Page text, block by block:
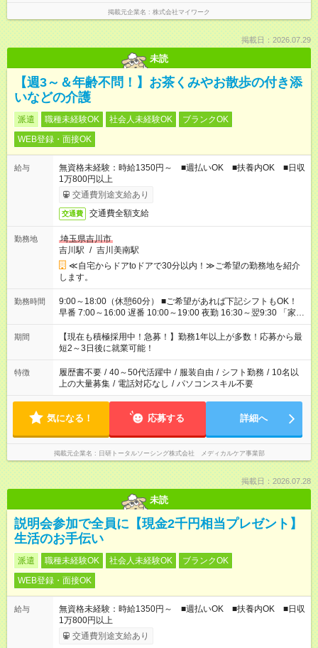
掲載元企業名 株式会社マイワーク
掲載日：2026.07.29
未読
【週3～＆年齢不問！】お茶くみやお散歩の付き添
いなどの介護
派遣 職種未経験OK 社会人未経験OK
ブランクOK
WEB登録・面接OK
給与
無資格未経験：時給1350円～ ■週払いOK ■扶養内OK ■日収
1万800円以上
交通費別途支給あり
交通費 交通費全額支給
勤務地
埼玉県吉川市
吉川駅 / 吉川美南駅
≪自宅からドアtoドアで30分以内！≫ご希望の勤務地を紹介
します。
勤務時間
9:00～18:00（休憩60分） ■ご希望があれば下記シフトもOK！
早番 7:00～16:00 遅番 10:00～19:00 夜勤 16:30～翌9:30 「家族
と休みを合わせたい」 「余裕を持って夕飯の準備がしたい」
「できれば残業はしたくない」 など、ご希望を教えてください
ね。 ※Wワーク希望の方へ 今ご覧のお仕事で希望する勤務時間
と、もう1つのお仕事の勤務時間。 合計で週40時間を超える場
合は応募できません。
期間
【現在も積極採用中！急募！】勤務1年以上が多数！応募から最
短2～3日後に就業可能！
特徴 履歴書不要 / 40～50代活躍中 / 服装自由 / シフト勤務 / 10名以
上の大量募集 / 電話対応なし / パソコンスキル不要
気になる！ 応募する 詳細へ
掲載元企業名 日研トータルソーシング株式会社 メディカルケア事業部
掲載日：2026.07.28
未読
説明会参加で全員に【現金2千円相当プレゼント】
生活のお手伝い
派遣 職種未経験OK 社会人未経験OK
ブランクOK
WEB登録・面接OK
給与
無資格未経験：時給1350円～ ■週払いOK ■扶養内OK ■日収
1万800円以上
交通費別途支給あり